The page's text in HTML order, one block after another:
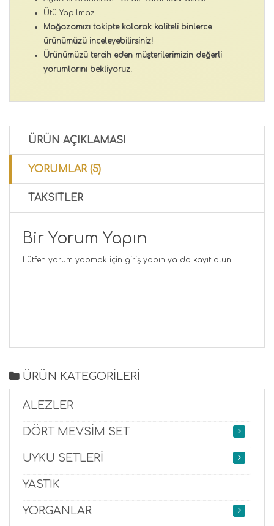
Ütü Yapılmaz.
Mağazamızı takipte kalarak kaliteli binlerce
ürünümüzü inceleyebilirsiniz!
Ürünümüzü tercih eden müşterilerimizin değerli
yorumlarını bekliyoruz.
ÜRÜN AÇIKLAMASI
YORUMLAR (5)
TAKSITLER
Bir Yorum Yapın
Lütfen yorum yapmak için giriş yapın ya da kayıt olun
ÜRÜN KATEGORİLERİ
ALEZLER
DÖRT MEVSİM SET
UYKU SETLERİ
YASTIK
YORGANLAR